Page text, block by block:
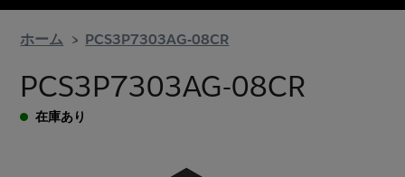
ホーム PCS3P7303AG-08CR
PCS3P7303AG-08CR
在庫あり